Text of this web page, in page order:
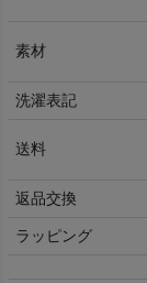
素材
洗濯表記
送料
返品交換
ラッピング